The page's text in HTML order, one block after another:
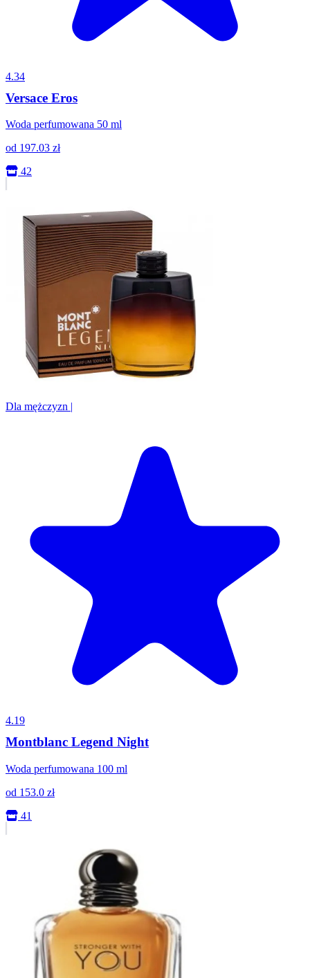
4.34
Versace Eros
Woda perfumowana 50 ml
od 197.03 zł
42
Dla mężczyzn
4.19
Montblanc Legend Night
Woda perfumowana 100 ml
od 153.0 zł
41